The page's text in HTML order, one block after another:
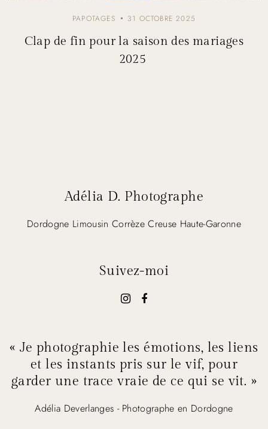
PAPOTAGES 31 OCTOBRE 2025
Clap de fin pour la saison des mariages
2025
Adélia D. Photographe
Dordogne Limousin Corrèze Creuse Haute-Garonne
Suivez-moi
« Je photographie les émotions, les liens
et les instants pris sur le vif, pour
garder une trace vraie de ce qui se vit. »
Adélia Deverlanges - Photographe en Dordogne